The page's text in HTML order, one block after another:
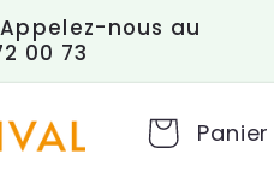
nous au
00 73
Panier